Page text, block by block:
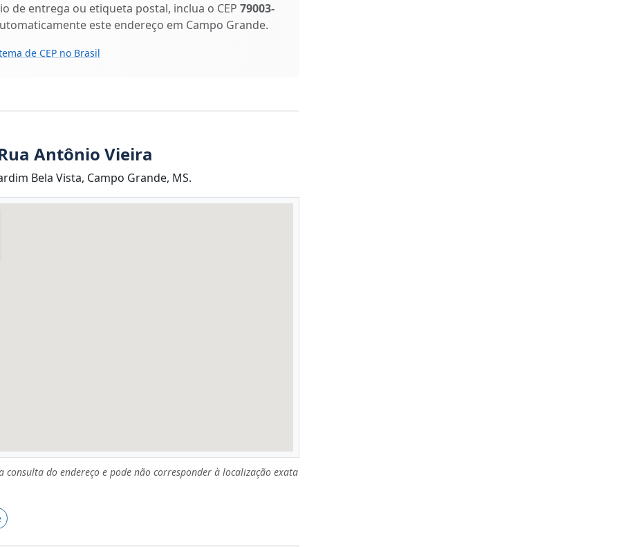
de entrega ou etiqueta postal, inclua o CEP 79003-
este endereço em Campo Grande.
de CEP no Brasil
Antônio Vieira
Bela Vista, Campo Grande, MS.
consulta do endereço e pode não corresponder à localização exata